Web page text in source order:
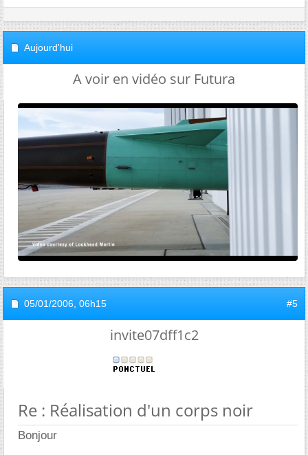
Aujourd'hui
A voir en vidéo sur Futura
05/01/2006, 06h15 #5
invite07dff1c2
Re : Réalisation d'un corps noir
Bonjour